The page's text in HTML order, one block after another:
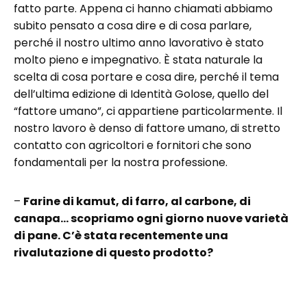
fatto parte. Appena ci hanno chiamati abbiamo
subito pensato a cosa dire e di cosa parlare,
perché il nostro ultimo anno lavorativo è stato
molto pieno e impegnativo. È stata naturale la
scelta di cosa portare e cosa dire, perché il tema
dell’ultima edizione di Identità Golose, quello del
“fattore umano”, ci appartiene particolarmente. Il
nostro lavoro è denso di fattore umano, di stretto
contatto con agricoltori e fornitori che sono
fondamentali per la nostra professione.
– Farine di kamut, di farro, al carbone, di
canapa… scopriamo ogni giorno nuove varietà
di pane. C’è stata recentemente una
rivalutazione di questo prodotto?